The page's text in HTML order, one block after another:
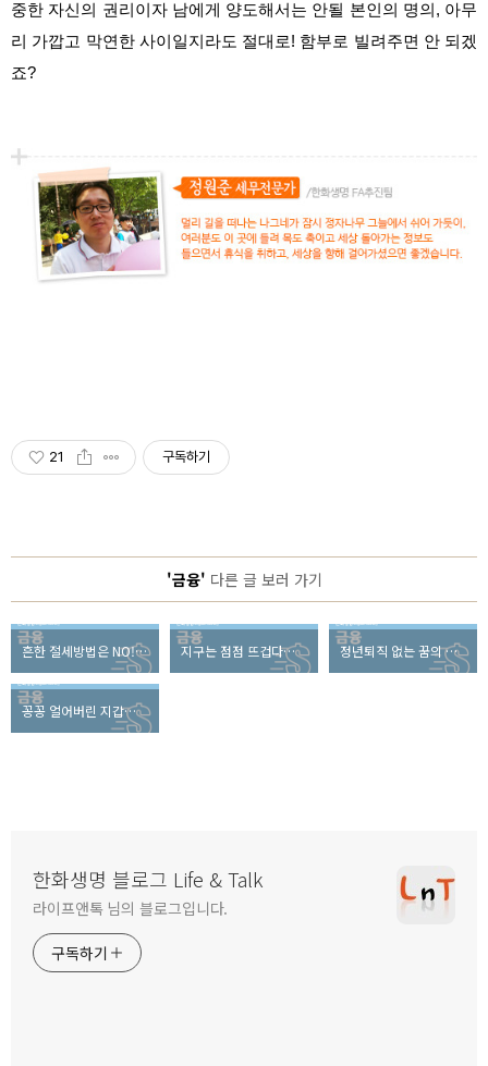
중한 자신의 권리이자 남에게 양도해서는 안될 본인의 명의, 아무
리 가깝고 막연한 사이일지라도 절대로! 함부로 빌려주면 안 되겠
죠?
21 구독하기
'금융' 다른 글 보러 가기
흔한 절세방법은 NO! 연령별로 알아보는 절세전략은? 지구는 점점 뜨겁다는데, 올 겨울은 왜 이리 추울까? 정년퇴직 없는 꿈의 직업, 과연 있을까?
꽁꽁 얼어버린 지갑도 열리게 만든 것은 무엇일까?
한화생명 블로그 Life & Talk
라이프앤톡 님의 블로그입니다.
구독하기